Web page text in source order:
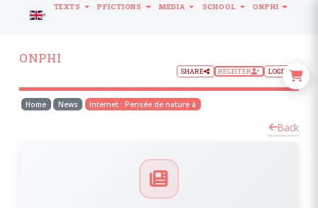
ONPHI
SHARE REGISTER LOGIN
Home News Internet : Pensée de nature à
Back
LANGUAGE
TEXTS PFICTIONS MEDIA SCHOOL ONPHI